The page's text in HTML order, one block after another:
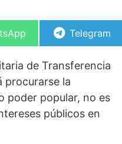
Compartir
Telegram
de Transferencia
procurarse la
poder popular, no es
públicos en